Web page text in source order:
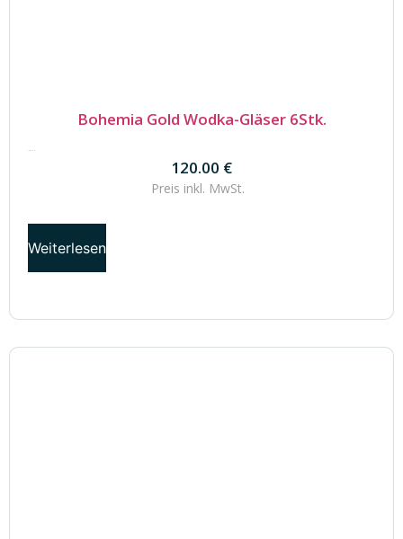
Bohemia Gold Wodka-Gläser 6Stk.
120.00 €
120.00 €
Preis inkl. MwSt.
Weiterlesen